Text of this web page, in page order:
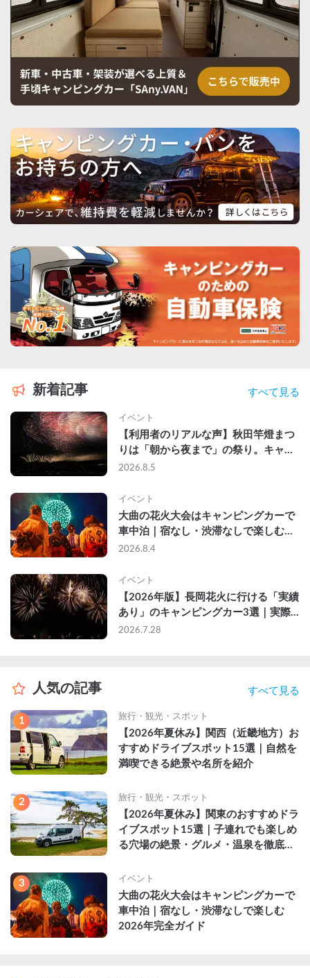
新着記事 すべて見る
イベント
【利用者のリアルな声】秋田竿燈まつ
りは「朝から夜まで」の祭り。キャン
ピングカーで行った2組の記録
2026.8.5
イベント
大曲の花火大会はキャンピングカーで
車中泊｜宿なし・渋滞なしで楽しむ
2026年完全ガイド
2026.8.4
イベント
【2026年版】長岡花火に行ける「実績
あり」のキャンピングカー3選｜実際
に利用したゲストのレビュー付き
2026.7.28
人気の記事 すべて見る
1 旅行・観光・スポット
【2026年夏休み】関西（近畿地方）お
すすめドライブスポット15選｜自然を
満喫できる絶景や名所を紹介
2 旅行・観光・スポット
【2026年夏休み】関東のおすすめドラ
イブスポット15選｜子連れでも楽しめ
る穴場の絶景・グルメ・温泉を徹底解
3 イベント
大曲の花火大会はキャンピングカーで
車中泊｜宿なし・渋滞なしで楽しむ
2026年完全ガイド